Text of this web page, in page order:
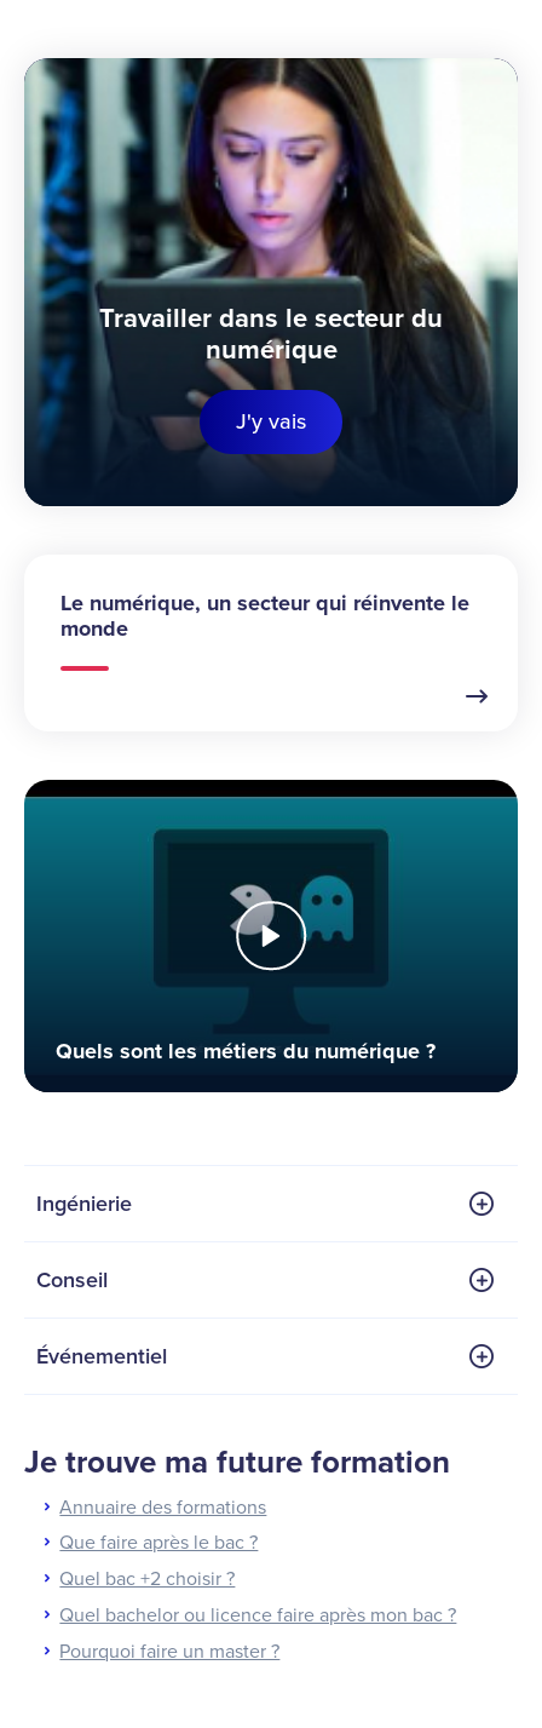
Travailler dans le secteur du
numérique
J'y vais
Le numérique, un secteur qui réinvente le
monde
Quels sont les métiers du numérique ?
Ingénierie
Conseil
Événementiel
Je trouve ma future formation
Annuaire des formations
Que faire après le bac ?
Quel bac +2 choisir ?
Quel bachelor ou licence faire après mon bac ?
Pourquoi faire un master ?